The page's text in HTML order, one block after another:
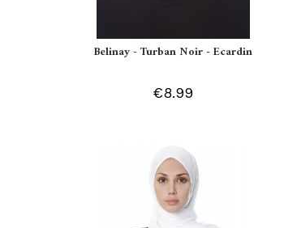
Belinay - Turban Noir - Ecardin
€8.99